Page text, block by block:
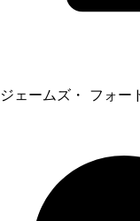
ジェームズ・ フォー